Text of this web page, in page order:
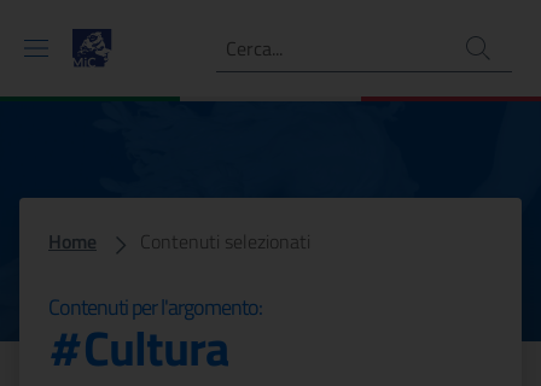
Ricerca
Home Contenuti selezionati
Contenuti per l'argomento:
#Cultura